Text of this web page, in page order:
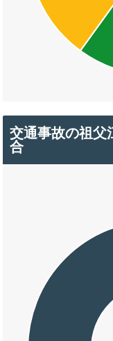
交通事故の祖父
合